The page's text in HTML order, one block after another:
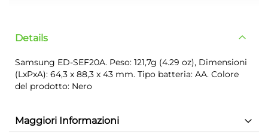
Details
Samsung ED-SEF20A. Peso: 121,7g (4.29 oz), Dimensioni
(LxPxA): 64,3 x 88,3 x 43 mm. Tipo batteria: AA. Colore
del prodotto: Nero
Maggiori Informazioni